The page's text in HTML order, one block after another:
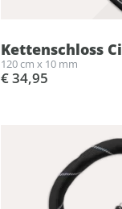
Kettenschloss
120 cm x 10 mm
€ 34,95